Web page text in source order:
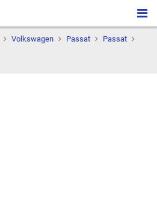
Volkswagen Passat
Passat